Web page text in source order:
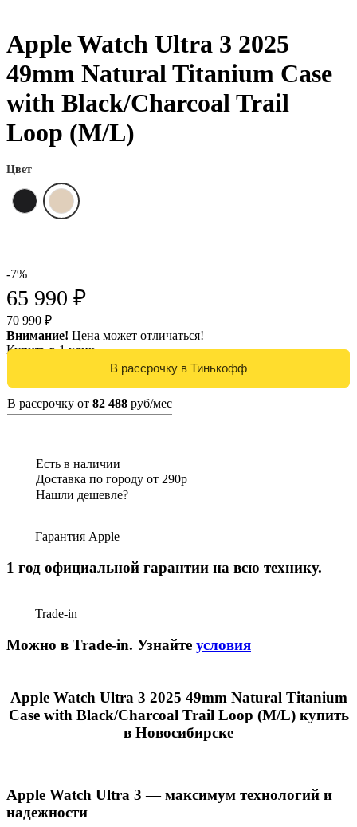
Apple Watch Ultra 3 2025
49mm Natural Titanium Case
with Black/Charcoal Trail
Loop (M/L)
Цвет
-7%
65 990 ₽
70 990 ₽
Внимание! Цена может отличаться!
Купить в 1 клик
В рассрочку от 82 488 руб/мес
Есть в наличии
Доставка по городу от 290р
Нашли дешевле?
Гарантия Apple
1 год официальной гарантии на всю технику.
Trade-in
Можно в Trade-in. Узнайте условия
Apple Watch Ultra 3 2025 49mm Natural Titanium
Case with Black/Charcoal Trail Loop (M/L) купить
в Новосибирске
Apple Watch Ultra 3 — максимум технологий и
надежности